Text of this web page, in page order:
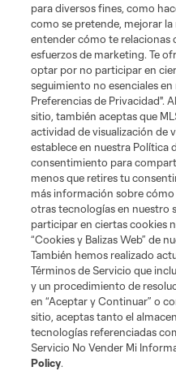
Términos de servicio Política de
Cookies Settings
©2026 MLS. El nombre y escudo
marcas registradas de League
de los equipos de la MLS están
de la MLS o son usadas con el
desautorizado está prohibido.
para diversos fines, como
como se pretende, mejorar
entender cómo te relacionas
esfuerzos de marketing. Te
optar por no participar en
seguimiento no esenciales
Preferencias de Privacidad".
sitio, también aceptas que
actividad de visualización de
establece en nuestra Política
consentimiento para
menos que retires tu
más información sobre
otras tecnologías en nuestro
participar en ciertas cookies
“Cookies y Balizas Web” de
También hemos realizado
Términos de Servicio que
y un procedimiento de
en “Aceptar y Continuar” o
sitio, aceptas tanto el
tecnologías referenciadas
Servicio No Vender Mi
Policy.